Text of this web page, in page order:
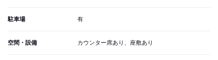
駐車場 有
空間・設備 カウンター席あり、座敷あり